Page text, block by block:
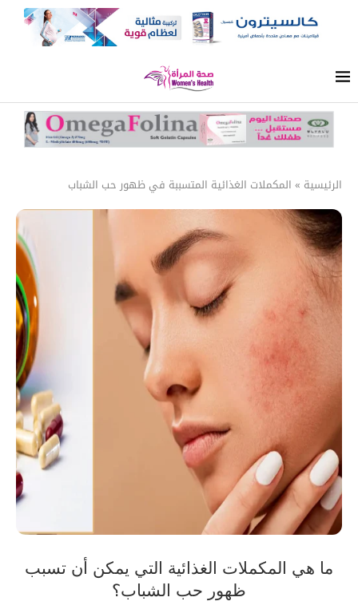
الرئيسية » المكملات الغذائية المتسببة في ظهور حب الشباب
ما هي المكملات الغذائية التي يمكن أن تسبب
ظهور حب الشباب؟